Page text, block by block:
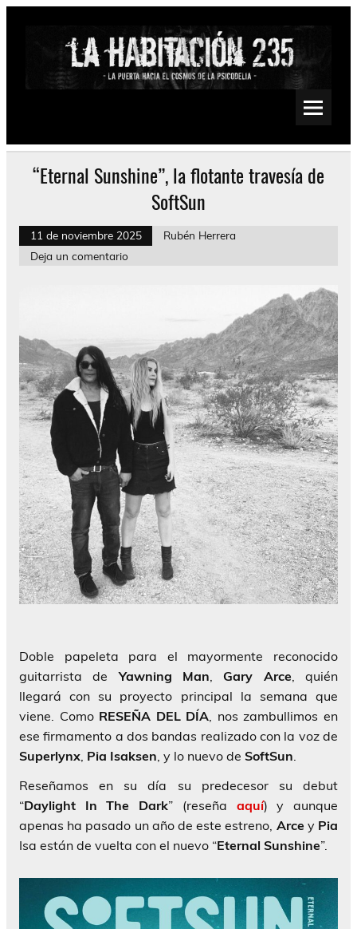
Saltar
Psychedelic, Stoner, Doom, Sludge, Fuzz, Space, Drone
“Eternal Sunshine”, la flotante travesía de
SoftSun
11 de noviembre 2025
Rubén Herrera
Deja un comentario
Doble papeleta para el mayormente reconocido
guitarrista deYawning Man,Gary Arce, quién
llegará con su proyecto principal la semana que
viene. Como RESEÑA DEL DÍA, nos zambullimos en
ese firmamento a dos bandas realizado con la voz de
Superlynx, Pia Isaksen, y lo nuevo de SoftSun.
Reseñamos en su día su predecesor su debut
“Daylight In The Dark” (reseña aquí) y aunque
apenas ha pasado un año de este estreno, Arce y Pia
Isa están de vuelta con el nuevo “Eternal Sunshine”.